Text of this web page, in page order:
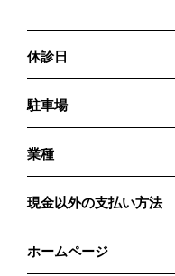
休診日
駐車場
業種
現金以外の支払い方法
ホームページ